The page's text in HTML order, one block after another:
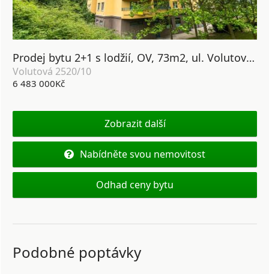
Prodej bytu 2+1 s lodžií, OV, 73m2, ul. Volutová 2520/10, Praha 5 - Hůrka
Volutová 2520/10
6 483 000Kč
Zobrazit další
Nabídněte svou nemovitost
Odhad ceny bytu
Podobné poptávky